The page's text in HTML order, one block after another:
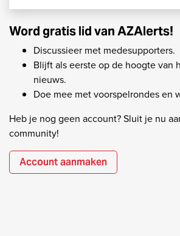
Word gratis lid van AZAlerts!
Discussieer met medesupporters.
Blijft als eerste op de hoogte van
nieuws.
Doe mee met voorspelrondes en
Heb je nog geen account? Sluit je nu
community!
Account aanmaken